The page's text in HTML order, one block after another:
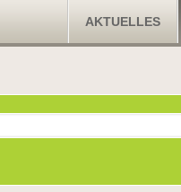
AKTUELLES